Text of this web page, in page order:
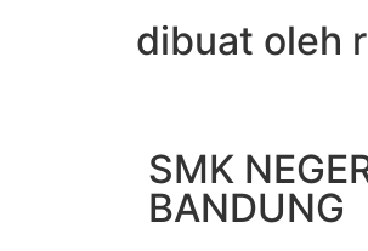
dibuat oleh
SMK
BANDUNG